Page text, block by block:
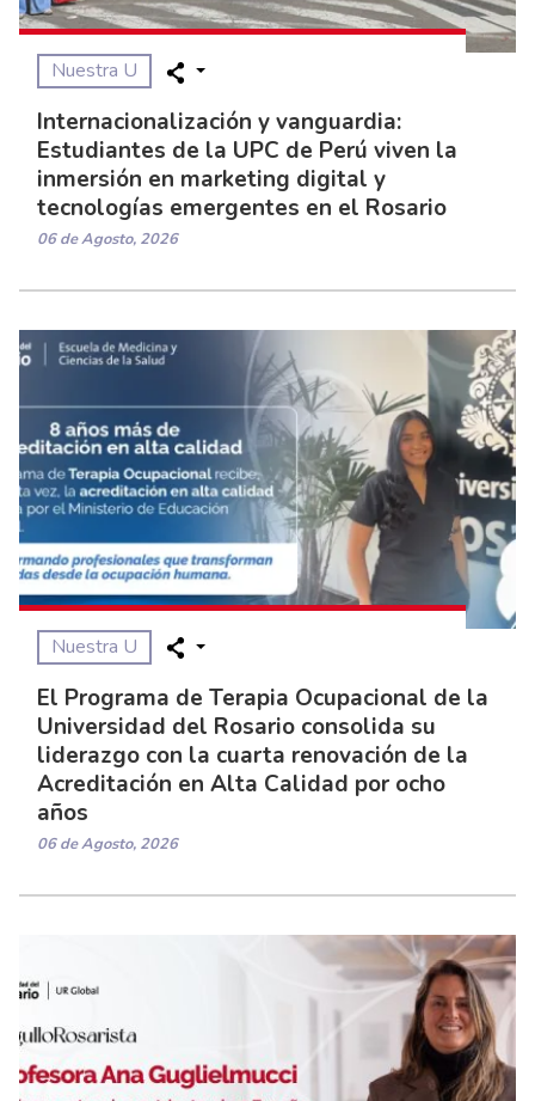
Nuestra U
Internacionalización y vanguardia:
Estudiantes de la UPC de Perú viven la
inmersión en marketing digital y
tecnologías emergentes en el Rosario
06 de Agosto, 2026
Nuestra U
El Programa de Terapia Ocupacional de la
Universidad del Rosario consolida su
liderazgo con la cuarta renovación de la
Acreditación en Alta Calidad por ocho
años
06 de Agosto, 2026